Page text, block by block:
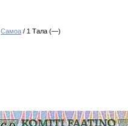
Самоа / 1 Тала (—)